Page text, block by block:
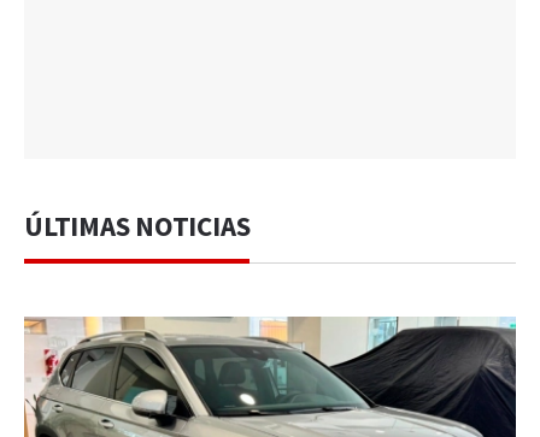
ÚLTIMAS NOTICIAS